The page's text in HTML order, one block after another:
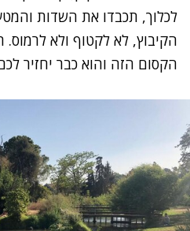
לכלוך, תכבדו את השדות
הקיבוץ, לא לקטוף ולא לרמוס.
הקסום הזה והוא כבר יחזיר